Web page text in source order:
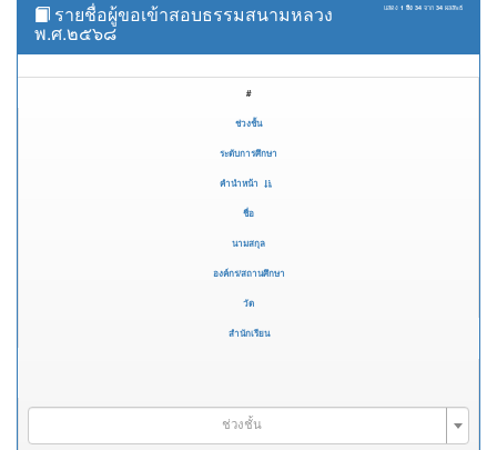
แสดง 1 ถึง 34 จาก 34 ผลลัพธ์
รายชื่อผู้ขอเข้าสอบธรรมสนามหลวง
พ.ศ.๒๕๖๘
#
ช่วงชั้น
ระดับการศึกษา
คำนำหน้า
ชื่อ
นามสกุล
องค์กร/สถานศึกษา
วัด
สำนักเรียน
ช่วงชั้น